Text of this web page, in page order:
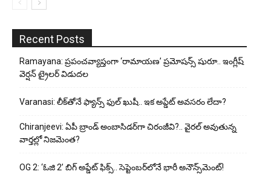
Recent Posts
Ramayana: ప్రపంచవ్యాప్తంగా ‘రామాయణ’ ప్రమోషన్స్ షురూ.. ఇంగ్లీష్
వెర్షన్ ట్రైలర్ విడుదల
Varanasi: లీక్‌తోనే ఫ్యాన్స్ ఫుల్ ఖుషీ.. ఇక అప్డేట్ అవసరం లేదా?
Chiranjeevi: ఏపీ బ్రాండ్ అంబాసిడర్‌గా చిరంజీవి?.. వైరల్ అవుతున్న
వార్తల్లో నిజమెంత?
OG 2: ‘ఓజి 2’ బిగ్ అప్డేట్ ఫిక్స్.. సెప్టెంబర్‌లోనే భారీ అనౌన్స్‌మెంట్!